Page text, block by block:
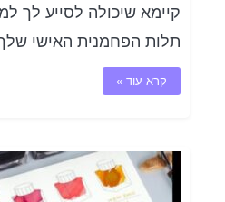
קיימא שיכולה לסייע לך
תלות הפחמנית האישי
קרא עוד »